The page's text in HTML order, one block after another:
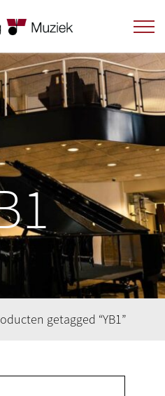
getagged “YB1”